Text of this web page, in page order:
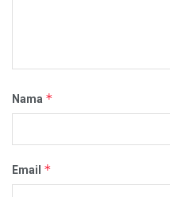
Nama *
Email *